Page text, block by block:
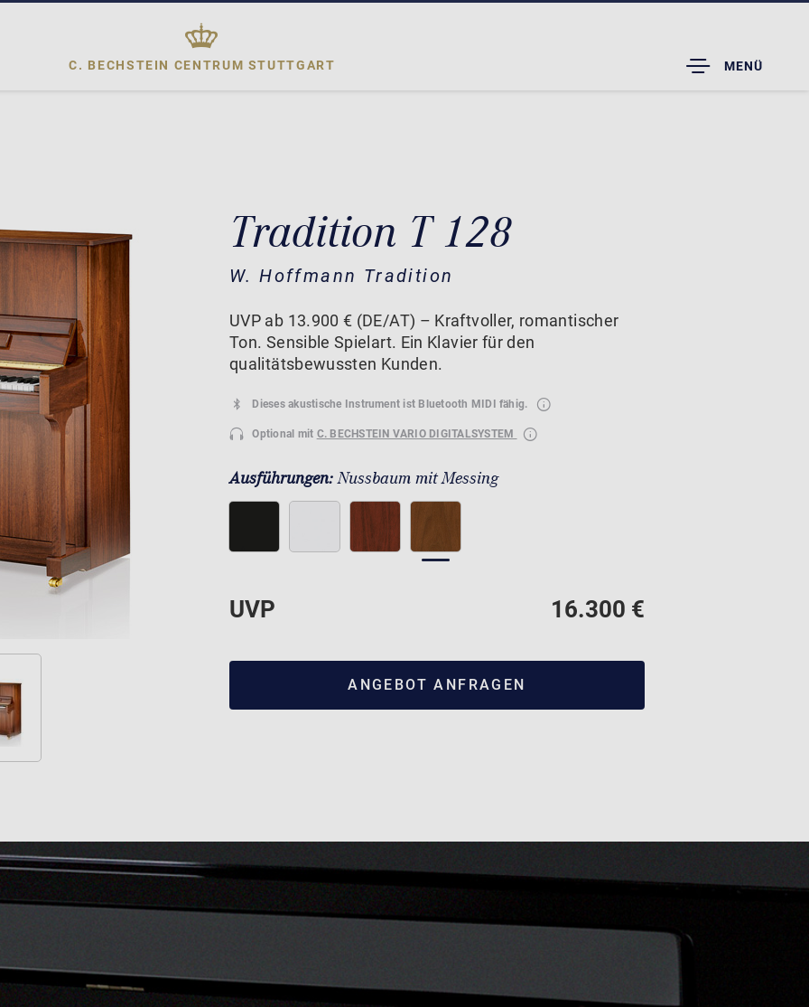
C. BECHSTEIN CENTRUM STUTTGART
TOGGLE
DROPDOWN
MENÜ
Tradition T 128
W. Hoffmann Tradition
UVP ab 13.900 € (DE/AT) – Kraftvoller, romantischer
Ton. Sensible Spielart. Ein Klavier für den
qualitätsbewussten Kunden.
Dieses akustische Instrument ist Bluetooth MIDI fähig.
Optional mit C. BECHSTEIN VARIO DIGITALSYSTEM
Ausführungen:Nussbaum mit Messing
UVP 16.300 €
ANGEBOT ANFRAGEN